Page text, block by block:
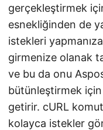
gerçekleştirmek
esnekliğinden de
istekleri
girmenize olanak
ve bu da onu
bütünleştirmek
getirir. cURL
kolayca istekler